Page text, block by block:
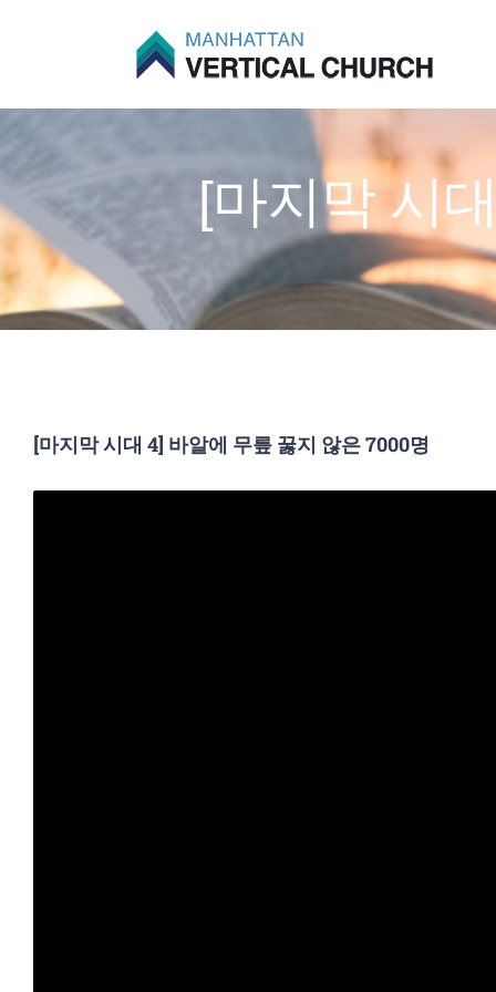
[마지막 시
[마지막 시대 4] 바알에 무릎 꿇지 않은 7000명